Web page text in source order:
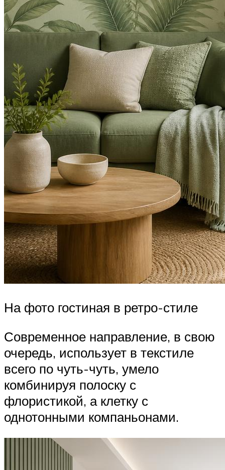
На фото гостиная в ретро-стиле
Современное направление, в свою
очередь, использует в текстиле
всего по чуть-чуть, умело
комбинируя полоску с
флористикой, а клетку с
однотонными компаньонами.